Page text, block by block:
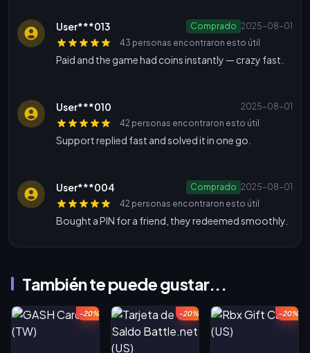
User***013 Comprado 2025-08-01
43 personas encontraron esto útil
Paid and the game had coins instantly — crazy fast.
User***010
2025-08-01
42 personas encontraron esto útil
Support replied fast and solved it in one go.
User***004 Comprado 2025-08-01
42 personas encontraron esto útil
Bought a PIN for a friend, they redeemed smoothly.
También te puede gustar...
-20% -20% -20%